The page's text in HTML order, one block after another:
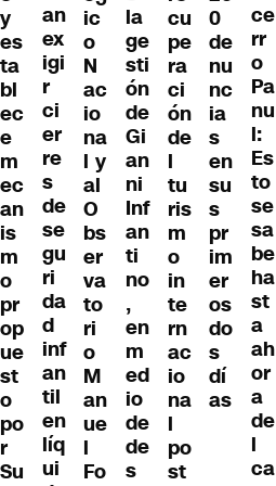
y
es
ta
bl
ec
e
m
ec
an
is
m
o
pr
op
ue
st
o
po
r
Su
an
ex
igi
r
ci
er
re
s
de
se
gu
ri
da
d
inf
an
til
en
líq
ui
ic
o
N
ac
io
na
l y
al
O
bs
er
va
to
ri
o
M
an
ue
l
Fo
la
ge
sti
ón
de
Gi
an
ni
Inf
an
ti
no
,
en
m
ed
io
de
de
s
cu
pe
ra
ci
ón
de
l
tu
ris
m
o
in
te
rn
ac
io
na
l
po
st
0
de
nu
nc
ia
s
en
su
s
pr
im
er
os
do
s
dí
as
ce
rr
o
Pa
nu
l:
Es
to
se
sa
be
ha
st
a
ah
or
a
de
l
ca